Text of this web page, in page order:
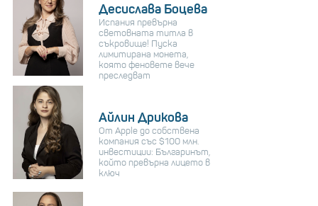
Десислава Боцева
Испания превърна
световната титла в
съкровище! Пуска
лимитирана монета,
която феновете вече
преследват
Айлин Дрикова
От Apple до собствена
компания със $100 млн.
инвестиции: Българинът,
който превърна лицето в
ключ